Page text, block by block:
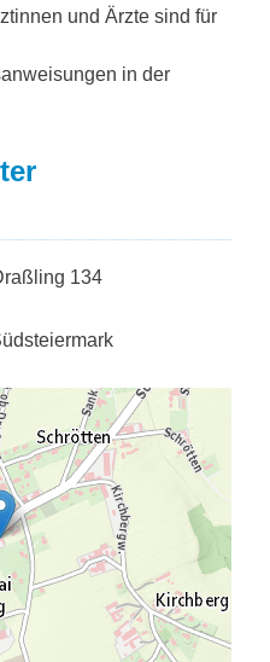
und Ärzte sind für
in der
134